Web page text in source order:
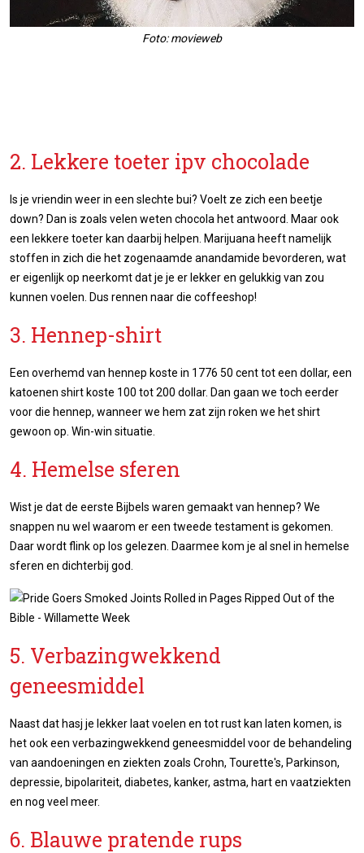
Foto: movieweb
2. Lekkere toeter ipv chocolade
Is je vriendin weer in een slechte bui? Voelt ze zich een beetje
down? Dan is zoals velen weten chocola het antwoord. Maar ook
een lekkere toeter kan daarbij helpen. Marijuana heeft namelijk
stoffen in zich die het zogenaamde anandamide bevorderen, wat
er eigenlijk op neerkomt dat je je er lekker en gelukkig van zou
kunnen voelen. Dus rennen naar die coffeeshop!
3. Hennep-shirt
Een overhemd van hennep koste in 1776 50 cent tot een dollar, een
katoenen shirt koste 100 tot 200 dollar. Dan gaan we toch eerder
voor die hennep, wanneer we hem zat zijn roken we het shirt
gewoon op. Win-win situatie.
4. Hemelse sferen
Wist je dat de eerste Bijbels waren gemaakt van hennep? We
snappen nu wel waarom er een tweede testament is gekomen.
Daar wordt flink op los gelezen. Daarmee kom je al snel in hemelse
sferen en dichterbij god.
5. Verbazingwekkend
geneesmiddel
Naast dat hasj je lekker laat voelen en tot rust kan laten komen, is
het ook een verbazingwekkend geneesmiddel voor de behandeling
van aandoeningen en ziekten zoals Crohn, Tourette's, Parkinson,
depressie, bipolariteit, diabetes, kanker, astma, hart en vaatziekten
en nog veel meer.
6. Blauwe pratende rups